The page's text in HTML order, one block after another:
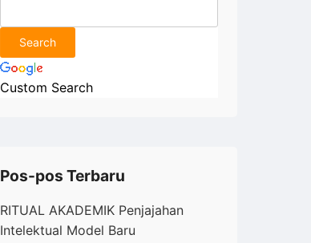
Custom Search
Pos-pos Terbaru
RITUAL AKADEMIK Penjajahan
Intelektual Model Baru